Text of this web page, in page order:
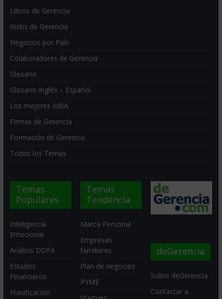
Libros de Gerencia
Webs de Gerencia
Negocios por País
Colaboradores de Gerencia
Glosario
Glosario Inglés – Español
Los mejores MBA
Firmas de Gerencia
Formación de Gerencia
Todos los Temas
Temas
Populares
Inteligencia
Emocional
Análisis DOFA
Estados
Financieros
Planificación
Temas
Tendencia
Marca Personal
Empresas
familiares
Plan de negocios
PYME
deGerencia
Sobre deGerencia
Contactar a